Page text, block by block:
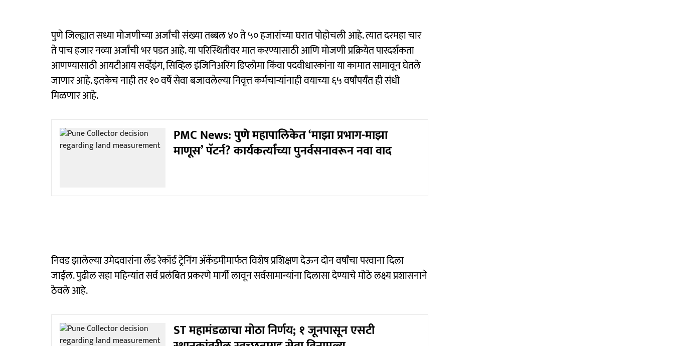
पुणे जिल्ह्यात सध्या मोजणीच्या अर्जांची संख्या तब्बल ४० ते ५० हजारांच्या घरात पोहोचली आहे. त्यात दरमहा चार
ते पाच हजार नव्या अर्जांची भर पडत आहे. या परिस्थितीवर मात करण्यासाठी आणि मोजणी प्रक्रियेत पारदर्शकता
आणण्यासाठी आयटीआय सर्व्हेइंग, सिव्हिल इंजिनिअरिंग डिप्लोमा किंवा पदवीधारकांना या कामात सामावून घेतले
जाणार आहे. इतकेच नाही तर १० वर्षे सेवा बजावलेल्या निवृत्त कर्मचाऱ्यांनाही वयाच्या ६५ वर्षांपर्यंत ही संधी
मिळणार आहे.
PMC News: पुणे महापालिकेत ‘माझा प्रभाग-माझा
माणूस’ पॅटर्न? कार्यकर्त्यांच्या पुनर्वसनावरून नवा वाद
निवड झालेल्या उमेदवारांना लँड रेकॉर्ड ट्रेनिंग ॲकॅडमीमार्फत विशेष प्रशिक्षण देऊन दोन वर्षांचा परवाना दिला
जाईल. पुढील सहा महिन्यांत सर्व प्रलंबित प्रकरणे मार्गी लावून सर्वसामान्यांना दिलासा देण्याचे मोठे लक्ष्य प्रशासनाने
ठेवले आहे.
ST महामंडळाचा मोठा निर्णय; १ जूनपासून एसटी